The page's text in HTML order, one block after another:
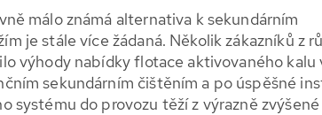
málo známá alternativa k sekundárním
je stále více žádaná. Několik zákazníků z
výhody nabídky flotace aktivovaného kalu
sekundárním čištěním a po úspěšné
systému do provozu těží z výrazně